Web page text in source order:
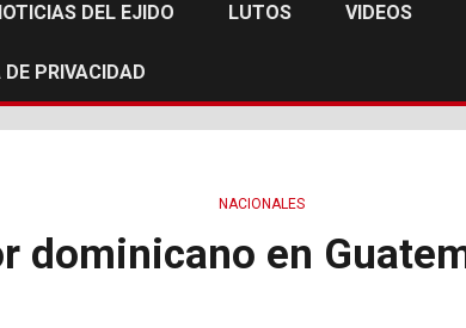
DEL EJIDO LUTOS VIDEOS
PRIVACIDAD
NACIONALES
dominicano en